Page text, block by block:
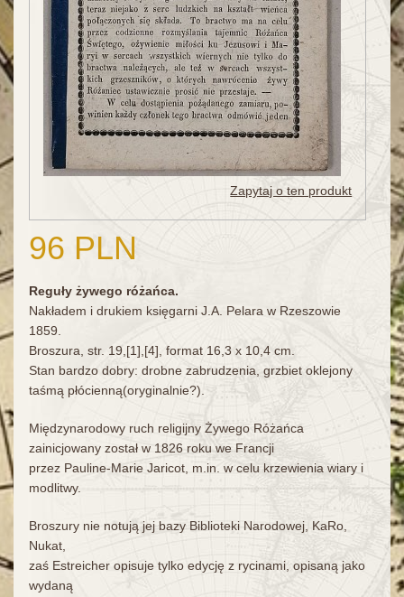
Zapytaj o ten produkt
96 PLN
Reguły żywego różańca.
Nakładem i drukiem księgarni J.A. Pelara w Rzeszowie
1859.
Broszura, str. 19,[1],[4], format 16,3 x 10,4 cm.
Stan bardzo dobry: drobne zabrudzenia, grzbiet oklejony
taśmą płócienną(oryginalnie?).
Międzynarodowy ruch religijny Żywego Różańca
zainicjowany został w 1826 roku we Francji
przez Pauline-Marie Jaricot, m.in. w celu krzewienia wiary i
modlitwy.
Broszury nie notują jej bazy Biblioteki Narodowej, KaRo,
Nukat,
zaś Estreicher opisuje tylko edycję z rycinami, opisaną jako
wydaną